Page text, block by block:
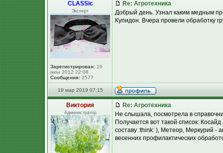
CLASSic
Эксперт
Зарегистрирован: 16
июн 2012 22:08
Сообщения: 2577
Re: Агротехника
Добрый день. Узнал каким медным
Купидон. Вчера провели обработку
19 мар 2019 07:15
Виктория
Администратор
Re: Агротехника
Не слышала, посмотрела в
Получается вот такой список:
составу :think: ), Метеор, Меркурий -
весенних профилактических